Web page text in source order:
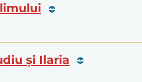
și Ilaria